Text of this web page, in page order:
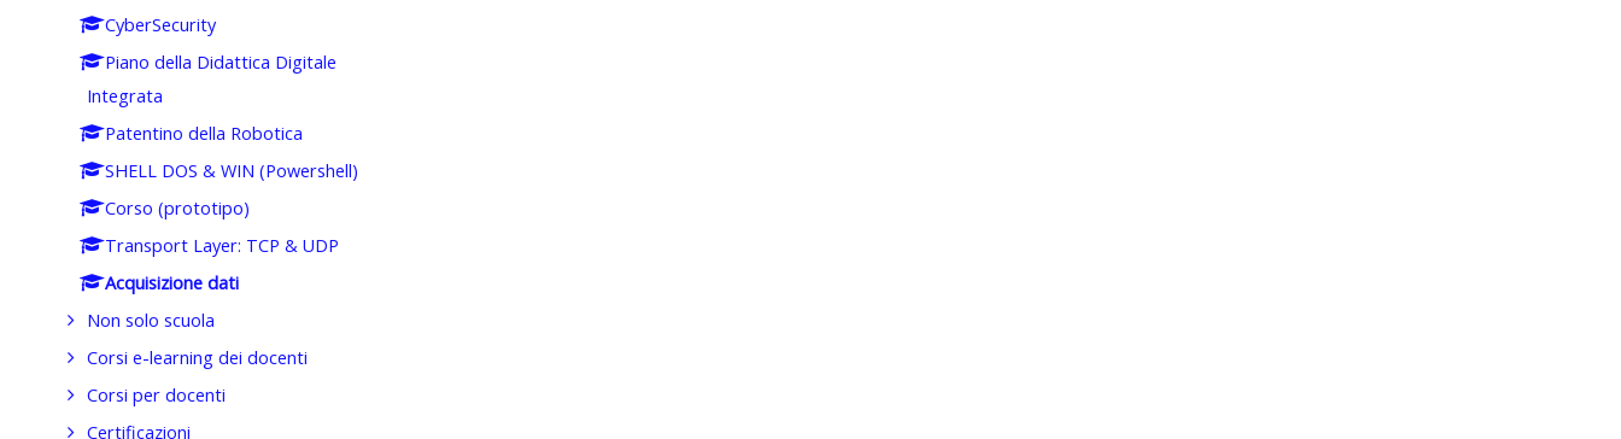
CyberSecurity
Piano della Didattica Digitale
Integrata
Patentino della Robotica
SHELL DOS & WIN (Powershell)
Corso (prototipo)
Transport Layer: TCP & UDP
Acquisizione dati
Non solo scuola
Corsi e-learning dei docenti
Corsi per docenti
Certificazioni